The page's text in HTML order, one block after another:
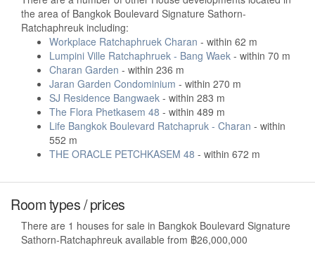
the area of Bangkok Boulevard Signature Sathorn-
Ratchaphreuk including:
Workplace Ratchaphruek Charan - within 62 m
Lumpini Ville Ratchaphruek - Bang Waek - within 70 m
Charan Garden - within 236 m
Jaran Garden Condominium - within 270 m
SJ Residence Bangwaek - within 283 m
The Flora Phetkasem 48 - within 489 m
Life Bangkok Boulevard Ratchapruk - Charan - within
552 m
THE ORACLE PETCHKASEM 48 - within 672 m
Room types / prices
There are 1 houses for sale in Bangkok Boulevard Signature
Sathorn-Ratchaphreuk available from ฿26,000,000